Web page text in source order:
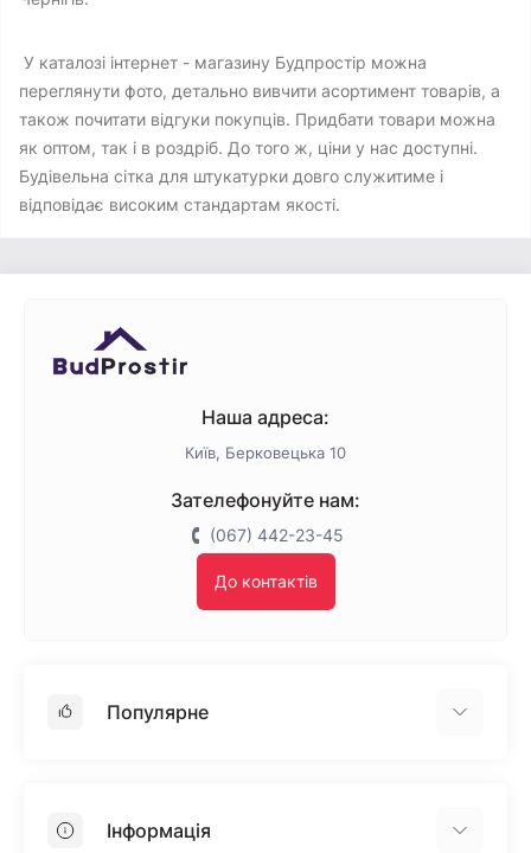
У каталозі інтернет - магазину Будпростір можна
переглянути фото, детально вивчити асортимент товарів, а
також почитати відгуки покупців. Придбати товари можна
як оптом, так і в роздріб. До того ж, ціни у нас доступні.
Будівельна сітка для штукатурки довго служитиме і
відповідає високим стандартам якості.
Наша адреса:
Київ, Берковецька 10
Зателефонуйте нам:
(067) 442-23-45
До контактів
Популярне
ПінопластІнформація